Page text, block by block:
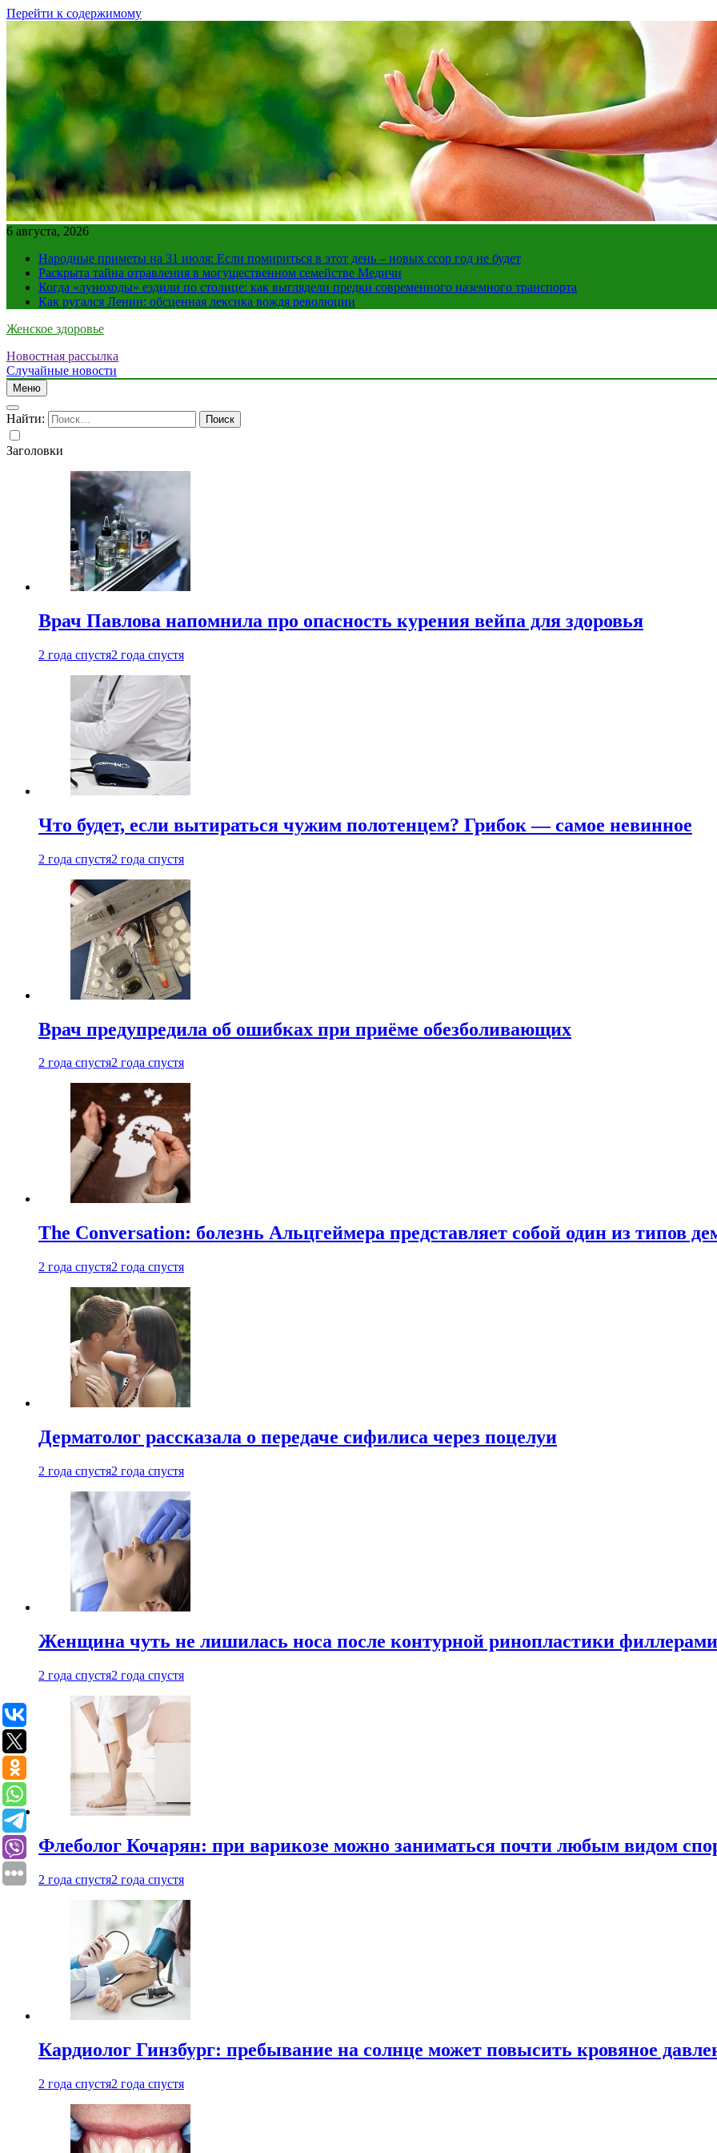
Перейти к содержимому
6 августа, 2026
Народные приметы на 31 июля: Если помириться в этот день – новых ссор год не будет
Раскрыта тайна отравления в могущественном семействе Медичи
Когда «луноходы» ездили по столице: как выглядели предки современного наземного транспорта
Как ругался Ленин: обсценная лексика вождя революции
Женское здоровье
Новостная рассылка
Случайные новости
Меню
Найти:
Заголовки
Врач Павлова напомнила про опасность курения вейпа для здоровья
2 года спустя2 года спустя
Что будет, если вытираться чужим полотенцем? Грибок — самое невинное
2 года спустя2 года спустя
Врач предупредила об ошибках при приëме обезболивающих
2 года спустя2 года спустя
The Conversation: болезнь Альцгеймера представляет собой один из типов
2 года спустя2 года спустя
Дерматолог рассказала о передаче сифилиса через поцелуи
2 года спустя2 года спустя
Женщина чуть не лишилась носа после контурной ринопластики филлерами
2 года спустя2 года спустя
Флеболог Кочарян: при варикозе можно заниматься почти любым видом
2 года спустя2 года спустя
Кардиолог Гинзбург: пребывание на солнце может повысить кровяное
2 года спустя2 года спустя